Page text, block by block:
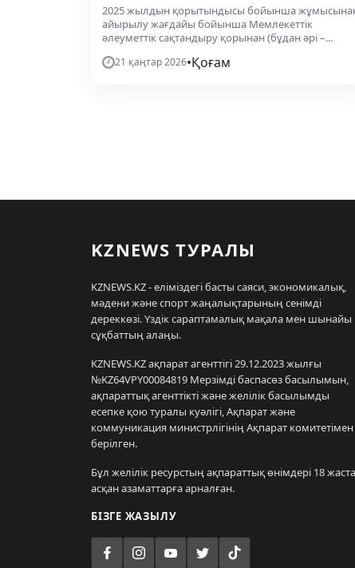
2025 жылдын қорытындысы бойынша
айырылу жағдайы бойынша Мемлекеттік
әлеуметтік сақтандыру қорынан (бұдан әрі –...
21 қаңтар 2026•Қоғам
KZNEWS ТУРАЛЫ
KZNEWS.KZ - еліміздегі басты саяси, экономикалық,
мәдени және спорт жаңалықтарының сенімді
дереккөзі. Үздік сараптамалық мақала мен шынайы
сұқбаттың алаңы.
KZNEWS.KZ ақпарат агенттігі 29.12.2023 жылғы
№KZ64VPY00084819 Мерзімді баспасөз басылымын,
ақпараттық агенттікті және желілік басылымды
есепке қою туралы куәлігі, Ақпарат және
коммуникация министрлігінің Ақпарат комитетімен
берілген.
Бұл желілік ресурстың ақпараттық өнімдері 18
асқан азаматтарға арналған.
БІЗГЕ ЖАЗЫЛУ